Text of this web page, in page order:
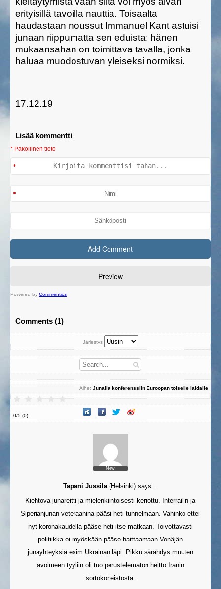
erityisillä tavoilla nauttia. Toisaalta
haudastaan noussut Immanuel Kant astuisi
junaan riippumatta sen eduista: hänen
mukaansahan on toimittava tavalla, jonka
haluaa muodostuvan yleiseksi normiksi.
17.12.19
Lisää kommentti
* Pakollinen tieto
Powered by Commentics
Comments (1)
Järjestys
Aihe: Junalla konferenssiin Euroopan toiselle laidalle
0/5(0)
New
Tapani Jussila (Helsinki) says...
Kiehtova junareitti ja mielenkiintoisesti kerrottu. Interrailin ja
Siperianjunan veteraanina pääsi heti tunnelmaan. Vahinko ettei
nyt koronakaudella pääse heti itse matkaan. Toivottavasti
politiikka ei myöskään pääse haittaamaan Venäjän
junayhteyksiä esim Ukrainan läpi. Pikku särähdys muuten
avoimeen tyyliin oli tuo perustelematon heitto Iranin
sortokoneistosta.